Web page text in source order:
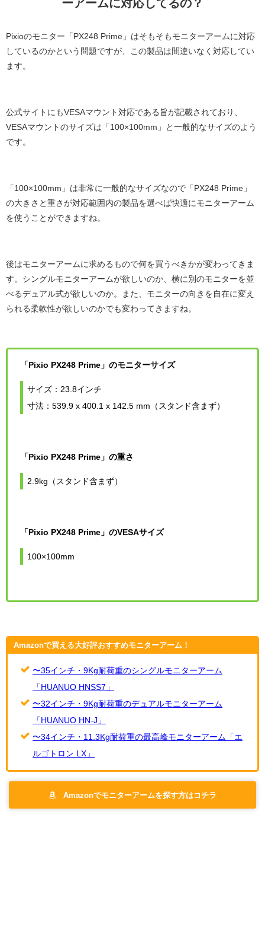
ーアームに対応してるの？
Pixioのモニター「PX248 Prime」はそもそもモニターアームに対応
しているのかという問題ですが、この製品は間違いなく対応してい
ます。
公式サイトにもVESAマウント対応である旨が記載されており、
VESAマウントのサイズは「100×100mm」と一般的なサイズのよう
です。
「100×100mm」は非常に一般的なサイズなので「PX248 Prime」
の大きさと重さが対応範囲内の製品を選べば快適にモニターアーム
を使うことができますね。
後はモニターアームに求めるもので何を買うべきかが変わってきま
す。シングルモニターアームが欲しいのか、横に別のモニターを並
べるデュアル式が欲しいのか。また、モニターの向きを自在に変え
られる柔軟性が欲しいのかでも変わってきますね。
「Pixio PX248 Prime」のモニターサイズ
サイズ：23.8インチ
寸法：539.9 x 400.1 x 142.5 mm（スタンド含まず）
「Pixio PX248 Prime」の重さ
2.9kg（スタンド含まず）
「Pixio PX248 Prime」のVESAサイズ
100×100mm
Amazonで買える大好評おすすめモニターアーム！
〜35インチ・9Kg耐荷重のシングルモニターアーム
「HUANUO HNSS7」
〜32インチ・9Kg耐荷重のデュアルモニターアーム
「HUANUO HN-J」
〜34インチ・11.3Kg耐荷重の最高峰モニターアーム「エ
ルゴトロン LX」
Amazonでモニターアームを探す方はコチラ